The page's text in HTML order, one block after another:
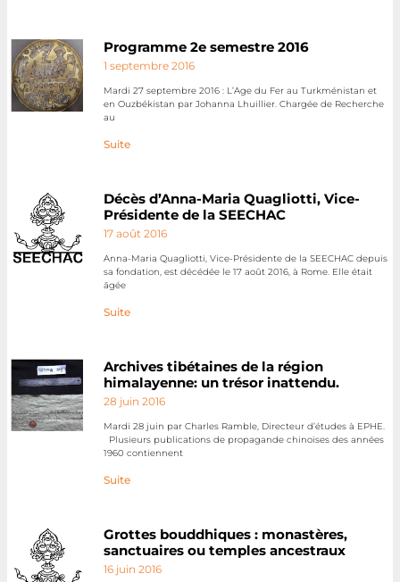
Programme 2e semestre 2016
1 septembre 2016
Mardi 27 septembre 2016 : L’Age du Fer au Turkménistan et
en Ouzbékistan par Johanna Lhuillier. Chargée de Recherche
au
Suite
Décès d’Anna-Maria Quagliotti, Vice-
Présidente de la SEECHAC
17 août 2016
Anna-Maria Quagliotti, Vice-Présidente de la SEECHAC depuis
sa fondation, est décédée le 17 août 2016, à Rome. Elle était
āgée
Suite
Archives tibétaines de la région
himalayenne: un trésor inattendu.
28 juin 2016
Mardi 28 juin par Charles Ramble, Directeur d’études à EPHE.
Plusieurs publications de propagande chinoises des années
1960 contiennent
Suite
Grottes bouddhiques : monastères,
sanctuaires ou temples ancestraux
16 juin 2016